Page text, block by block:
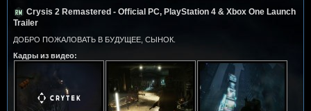
Crysis 2 Remastered - Official PC, PlayStation 4 & Xbox One Launch
Trailer
ДОБРО ПОЖАЛОВАТЬ В БУДУЩЕЕ, СЫНОК.
Кадры из видео: